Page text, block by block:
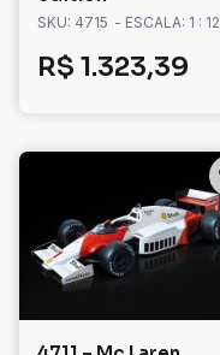
SKU: 4715 - ESCALA: 1 : 12
R$ 1.323,39